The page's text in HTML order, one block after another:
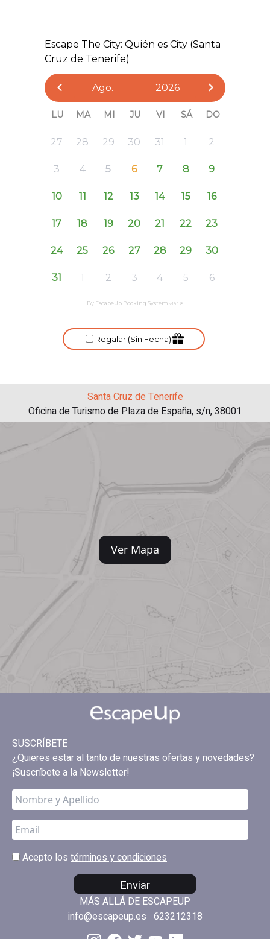
Santa Cruz de Tenerife
Oficina de Turismo de Plaza de España, s/n, 38001
Ver Mapa
SUSCRÍBETE
¿Quieres estar al tanto de nuestras ofertas y novedades?
¡Suscríbete a la Newsletter!
Acepto los términos y condiciones
Enviar
MÁS ALLÁ DE ESCAPEUP
info@escapeup.es 623212318